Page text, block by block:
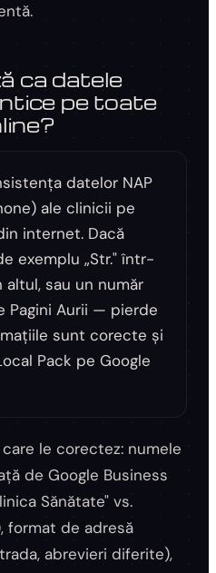
ca datele
pe toate
datelor NAP
ale clinicii pe
internet. Dacă
exemplu „Str." într-
altul, sau un număr
Pagini Aurii — pierde
sunt corecte și
Pack pe Google
le corectez: numele
de Google Business
Sănătate" vs.
format de adresă
abrevieri diferite),